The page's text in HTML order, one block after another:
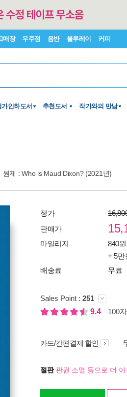
매장 우주점 음반 블루레이 커피
가인하도서 추천도서 작가와의 만남
원제 : Who is Maud Dixon? (2021년)
정가
판매가
마일리지
840
+ 5만
배송료
무료
Sales Point : 251
9.4
100
카드/간편결제 할인
절판판권 소멸 등으로 더 이